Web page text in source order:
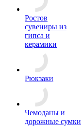
Ростов
сувениры из
гипса и
керамики
Рюкзаки
Чемоданы и
дорожные сумки